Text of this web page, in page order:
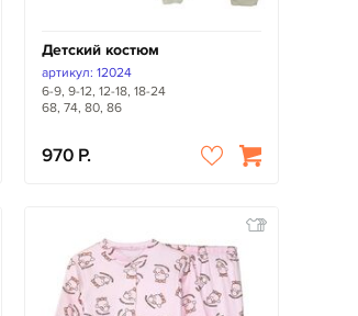
Детский костюм
артикул: 12024
6-9, 9-12, 12-18, 18-24
68, 74, 80, 86
970